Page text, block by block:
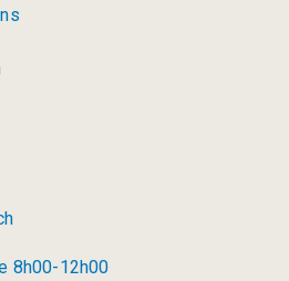
8h00-12h00